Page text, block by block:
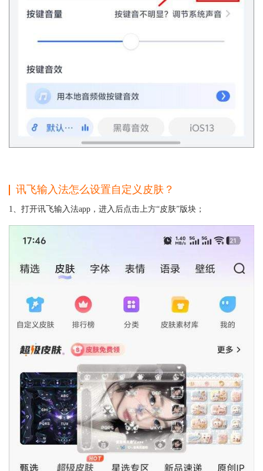
讯飞输入法怎么设置自定义皮肤？
1、打开讯飞输入法app，进入后点击上方“皮肤”版块；